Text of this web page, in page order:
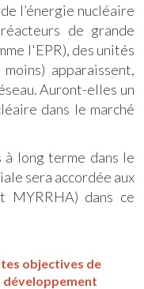
l’énergie nucléaire
de grande
l'EPR), des unités
apparaissent,
Auront-elles un
dans le marché
long terme dans le
sera accordée aux
MYRRHA) dans ce
objectives de
développement